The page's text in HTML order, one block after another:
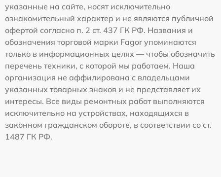
указанные на сайте, носят исключительно
ознакомительный характер и не являются публичной
офертой согласно п. 2 ст. 437 ГК РФ. Названия и
обозначения торговой марки Fagor упоминаются
только в информационных целях — чтобы обозначить
перечень техники, с которой мы работаем. Наша
организация не аффилирована с владельцами
указанных товарных знаков и не представляет их
интересы. Все виды ремонтных работ выполняются
исключительно на устройствах, находящихся в
законном гражданском обороте, в соответствии со ст.
1487 ГК РФ.